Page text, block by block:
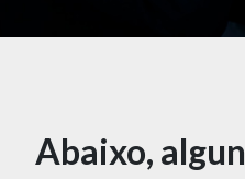
Abaixo,